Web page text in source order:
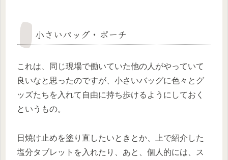
小さいバッグ・ポーチ
これは、同じ現場で働いていた他の人がやっていて
良いなと思ったのですが、小さいバッグに色々とグ
ッズたちを入れて自由に持ち歩けるようにしておく
というもの。
日焼け止めを塗り直したいときとか、上で紹介した
塩分タブレットを入れたり、あと、個人的には、ス